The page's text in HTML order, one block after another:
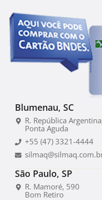
Blumenau, SC
R. República
Ponta Aguda
+55 (47) 3321-4444
São Paulo, SP
R. Mamoré, 590
Bom Retiro